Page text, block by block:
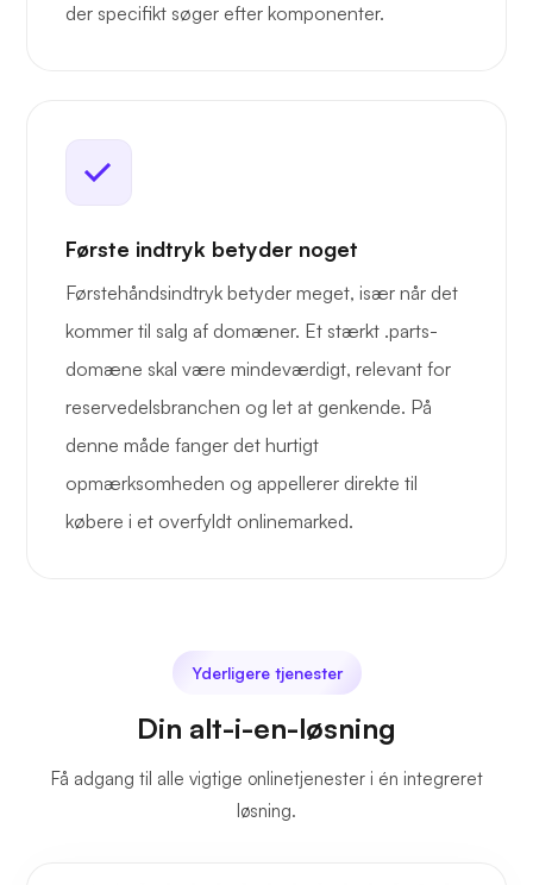
der specifikt søger efter komponenter.
Første indtryk betyder noget
Førstehåndsindtryk betyder meget, især når det
kommer til salg af domæner. Et stærkt .parts-
domæne skal være mindeværdigt, relevant for
reservedelsbranchen og let at genkende. På
denne måde fanger det hurtigt
opmærksomheden og appellerer direkte til
købere i et overfyldt onlinemarked.
Yderligere tjenester
Din alt-i-en-løsning
Få adgang til alle vigtige onlinetjenester i én integreret
løsning.